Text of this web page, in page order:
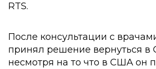
RTS.
После консультации с
принял решение вернуться в
несмотря на то что в США он